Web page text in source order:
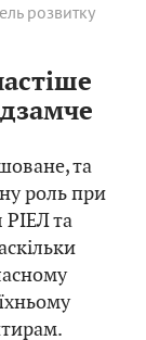
розвитку
та
роль при
та